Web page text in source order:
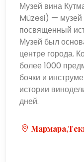
Музей вина
Müzesi) — музей
посвященный
Музей был
центре города.
более 1000
бочки и
истории
дней.